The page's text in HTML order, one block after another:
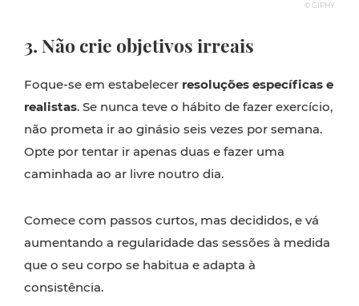
© GIPHY
3. Não crie objetivos irreais
Foque-se em estabelecer resoluções específicas e
realistas. Se nunca teve o hábito de fazer exercício,
não prometa ir ao ginásio seis vezes por semana.
Opte por tentar ir apenas duas e fazer uma
caminhada ao ar livre noutro dia.
Comece com passos curtos, mas decididos, e vá
aumentando a regularidade das sessões à medida
que o seu corpo se habitua e adapta à
consistência.